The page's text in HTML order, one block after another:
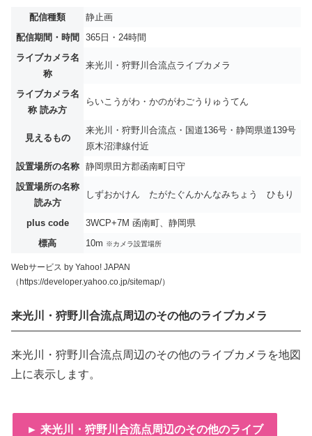
配信種類
静止画
配信期間・時間
365日・24時間
ライブカメラ名
称
来光川・狩野川合流点ライブカメラ
ライブカメラ名
称 読み方
らいこうがわ・かのがわごうりゅうてん
見えるもの
来光川・狩野川合流点・国道136号・静岡県道139号
原木沼津線付近
設置場所の名称
静岡県田方郡函南町日守
設置場所の名称
読み方
しずおかけん たがたぐんかんなみちょう ひもり
plus code
3WCP+7M 函南町、静岡県
標高
10m ※カメラ設置場所
Webサービス by Yahoo! JAPAN
（https://developer.yahoo.co.jp/sitemap/）
来光川・狩野川合流点周辺のその他のライブカメラ
来光川・狩野川合流点周辺のその他のライブカメラを地図
上に表示します。
► 来光川・狩野川合流点周辺のその他のライブ